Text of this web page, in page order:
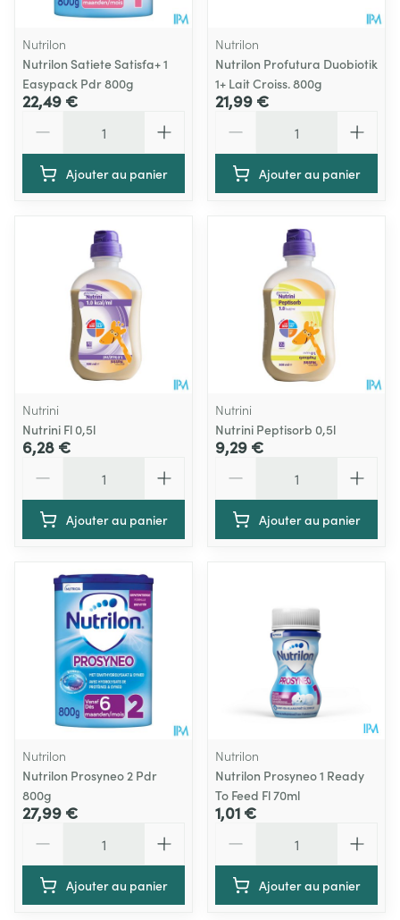
Nutrilon
Nutrilon Satiete Satisfa+ 1
Easypack Pdr 800g
22,49 €
Ajouter au panier
Nutrilon
Nutrilon Profutura Duobiotik
1+ Lait Croiss. 800g
21,99 €
Ajouter au panier
Nutrini
Nutrini Fl 0,5l
6,28 €
Ajouter au panier
Nutrini
Nutrini Peptisorb 0,5l
9,29 €
Ajouter au panier
Nutrilon
Nutrilon Prosyneo 2 Pdr
800g
27,99 €
Ajouter au panier
Nutrilon
Nutrilon Prosyneo 1 Ready
To Feed Fl 70ml
1,01 €
Ajouter au panier